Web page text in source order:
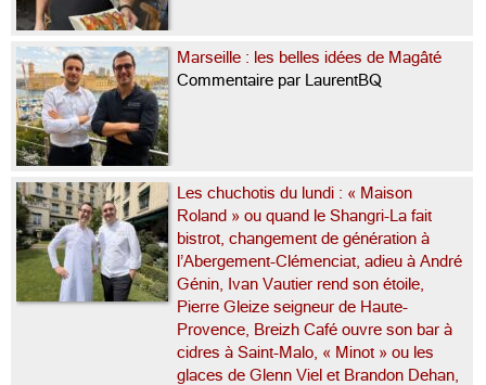
Marseille : les belles idées de Magâté
Commentaire par LaurentBQ
Les chuchotis du lundi : « Maison
Roland » ou quand le Shangri-La fait
bistrot, changement de génération à
l’Abergement-Clémenciat, adieu à André
Génin, Ivan Vautier rend son étoile,
Pierre Gleize seigneur de Haute-
Provence, Breizh Café ouvre son bar à
cidres à Saint-Malo, « Minot » ou les
glaces de Glenn Viel et Brandon Dehan,